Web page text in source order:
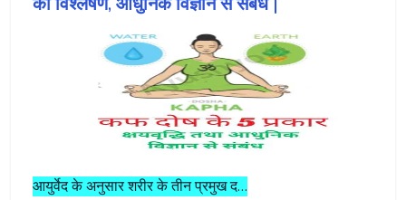
आयुर्वेद के अनुसार शरीर के तीन प्रमुख द…